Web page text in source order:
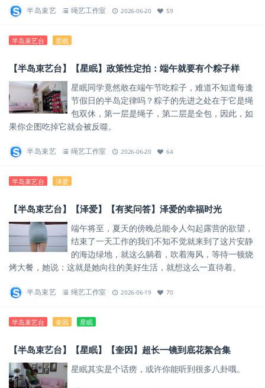
半岛束艺 绳艺工作室 2026-06-20 59
半岛束艺台 星眠
【半岛束艺台】【星眠】政策性定拍：端午就要有个粽子样
星眠同学竟然敢在端午节吃粽子，难道不知道每逢
节假日的半岛定律吗？粽子的先进之处在于它是绳
包双休，第一层是绳子，第二层是全包，因此，如
果你企图吃掉它就会被反噬。
半岛束艺 绳艺工作室 2026-06-20 64
半岛束艺台 泽爱
【半岛束艺台】【泽爱】【有奖问答】泽爱的幸福时光
端午将至，夏天的傍晚总能令人勾起露营的欲望，
结束了一天工作的我们不知不觉就来到了这片安静
的海边绿地，就这么躺着，吹着海风，等待一顿烧
烤大餐，她说：这就是她向往的美好生活，就想这么一直待着。
半岛束艺 绳艺工作室 2026-06-19 70
半岛束艺台 奎因 星眠
【半岛束艺台】【星眠】【奎因】超长一镜到底花絮合集
星眠其实是个话痨，或许你能听到很多八卦哦。